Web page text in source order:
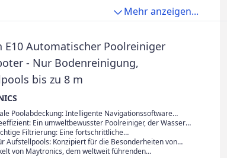
einschließlich einer 3-Jahres-Garantie.Mehr anzeigen...
E10 Automatischer Poolreiniger
- Nur Bodenreinigung,
bis zu 8 m
Poolabdeckung: Intelligente Navigationssoftware
Pool, um dem Roboter eine effiziente Route für das
und sicherzustellen, dass die gesamte Fläche
wird.
Ein umweltbewusster Poolreiniger, der Wasser
Chemikalienverbrauch minimiert und die Energieeffizienz
Filtrierung: Eine fortschrittliche
die Blätter und andere größere
auffängt.
Aufstellpools: Konzipiert für die Besonderheiten von
um ein durchgängig makellos sauberes Poolerlebnis
von Maytronics, dem weltweit führenden